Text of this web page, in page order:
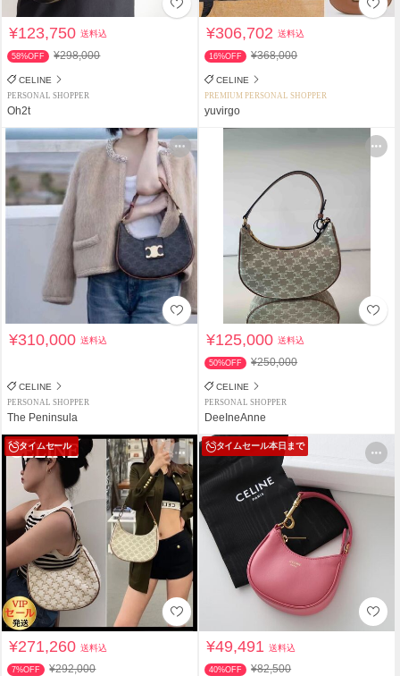
¥123,750送料込
58%OFF ¥298,000
CELINE
PERSONAL SHOPPER
Oh2t
¥306,702送料込
16%OFF ¥368,000
CELINE
PREMIUM PERSONAL SHOPPER
yuvirgo
¥310,000送料込
CELINE
PERSONAL SHOPPER
The Peninsula
¥125,000送料込
50%OFF ¥250,000
CELINE
PERSONAL SHOPPER
DeeIneAnne
タイムセール
¥271,260送料込
7%OFF ¥292,000
タイムセール本日まで
¥49,491送料込
40%OFF ¥82,500